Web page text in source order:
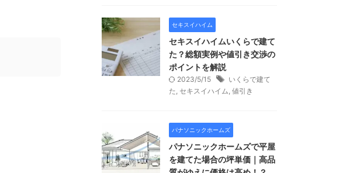
セキスイハイム
セキスイハイムいくらで建て
た？総額実例や値引き交渉の
ポイントを解説
2023/5/15
いくらで建て
た, セキスイハイム, 値引き
パナソニックホームズ
パナソニックホームズで平屋
を建てた場合の坪単価｜高品